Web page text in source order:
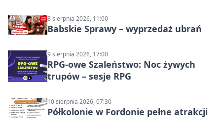
8 sierpnia 2026, 11:00
Babskie Sprawy – wyprzedaż ubrań
9 sierpnia 2026, 17:00
RPG-owe Szaleństwo: Noc żywych
trupów – sesje RPG
10 sierpnia 2026, 07:30
Półkolonie w Fordonie pełne atrakcji